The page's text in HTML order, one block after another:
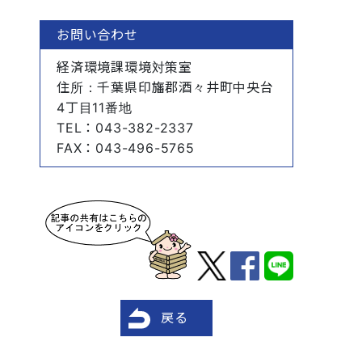
お問い合わせ
経済環境課環境対策室
住所 ：千葉県印旛郡酒々井町中央台
4丁目11番地
TEL ：043-382-2337
FAX ：043-496-5765
戻る